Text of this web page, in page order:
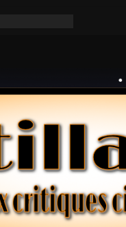
Heckerling